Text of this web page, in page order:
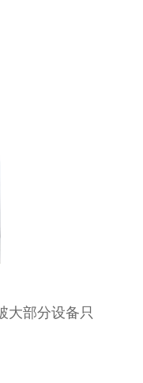
大部分设备只